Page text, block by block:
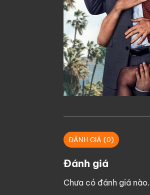
ĐÁNH GIÁ (0)
Đánh giá
Chưa có đánh giá nào.